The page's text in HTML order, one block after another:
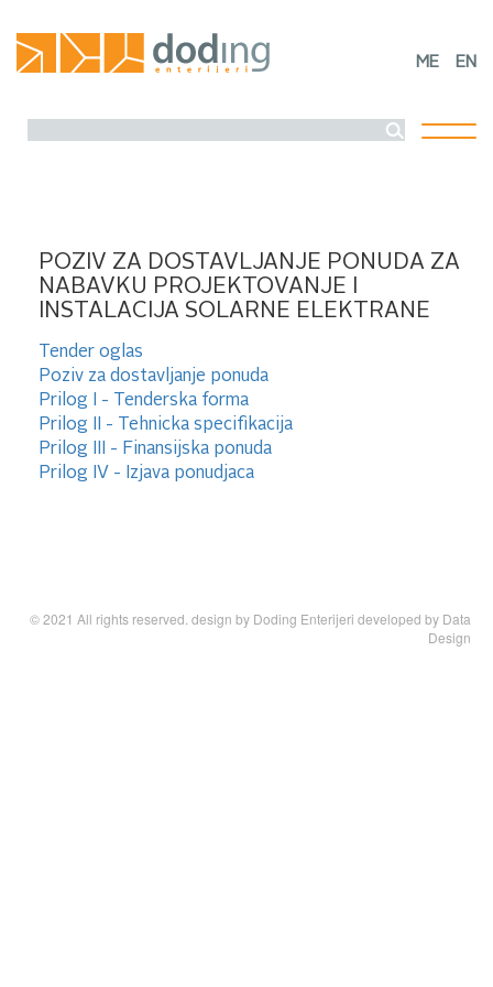
ME EN
POZIV ZA DOSTAVLJANJE PONUDA ZA
NABAVKU PROJEKTOVANJE I
INSTALACIJA SOLARNE ELEKTRANE
Tender oglas
Poziv za dostavljanje ponuda
Prilog I - Tenderska forma
Prilog II - Tehnicka specifikacija
Prilog III - Finansijska ponuda
Prilog IV - Izjava ponudjaca
© 2021 All rights reserved. design by Doding Enterijeri developed by Data
Design